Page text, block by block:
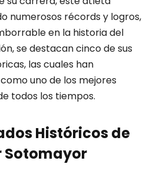
numerosos récords y logros,
en la historia del
se destacan cinco de sus
las cuales han
uno de los mejores
todos los tiempos.
Históricos de
Sotomayor